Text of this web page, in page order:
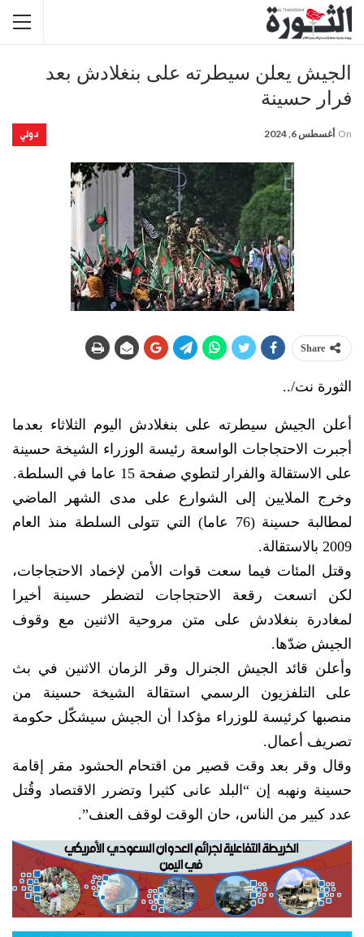
الجيش يعلن سيطرته على بنغلادش بعد
فرار حسينة
دولي On أغسطس 6, 2024
Share
الثورة نت/..
أعلن الجيش سيطرته على بنغلادش اليوم الثلاثاء بعدما
أجبرت الاحتجاجات الواسعة رئيسة الوزراء الشيخة حسينة
على الاستقالة والفرار لتطوي صفحة 15 عاما في السلطة.
وخرج الملايين إلى الشوارع على مدى الشهر الماضي
لمطالبة حسينة (76 عاما) التي تتولى السلطة منذ العام
2009 بالاستقالة.
وقتل المئات فيما سعت قوات الأمن لإخماد الاحتجاجات،
لكن اتسعت رقعة الاحتجاجات لتضطر حسينة أخيرا
لمغادرة بنغلادش على متن مروحية الاثنين مع وقوف
الجيش ضدّها.
وأعلن قائد الجيش الجنرال وقر الزمان الاثنين في بث
على التلفزيون الرسمي استقالة الشيخة حسينة من
منصبها كرئيسة للوزراء مؤكدا أن الجيش سيشكّل حكومة
تصريف أعمال.
وقال وقر بعد وقت قصير من اقتحام الحشود مقر إقامة
حسينة ونهبه إن “البلد عانى كثيرا وتضرر الاقتصاد وقُتل
عدد كبير من الناس، حان الوقت لوقف العنف”.